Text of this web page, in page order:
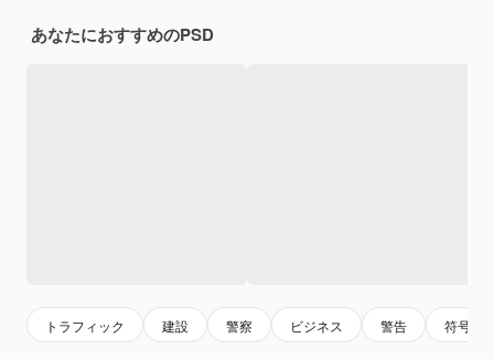
あなたにおすすめのPSD
トラフィック 建設 警察 ビジネス 警告 符号